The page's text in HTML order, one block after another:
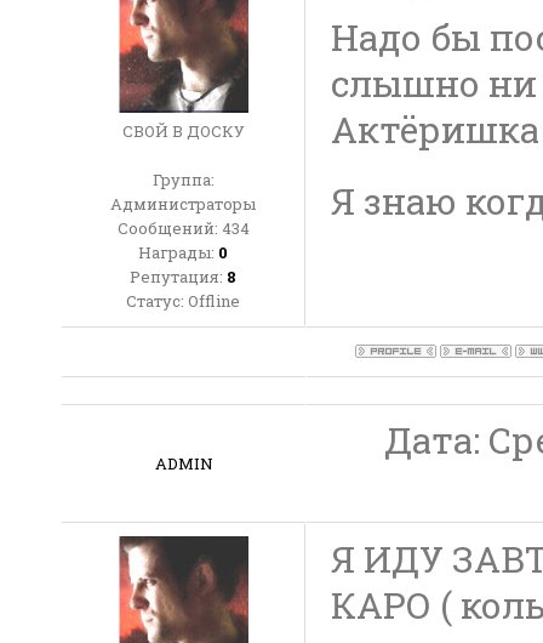
СВОЙ В ДОСКУ
Группа:
Администраторы
Сообщений: 434
Награды: 0
Репутация: 8
Статус: Offline
Надо бы
слышно ни
Я знаю
ADMIN Дата:
Я ИДУ
КАРО (